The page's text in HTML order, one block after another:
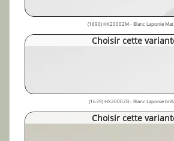
(1690) HX20002M - Blanc Laponie Mat
Choisir cette
(1639) HX20002B - Blanc Laponie
Choisir cette